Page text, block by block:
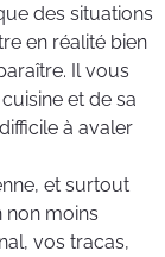
des situations
en réalité bien
Il vous
et de sa
à avaler
et surtout
non moins
vos tracas,